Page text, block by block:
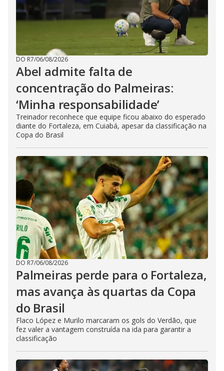
DO R7/06/08/2026
Abel admite falta de
concentração do Palmeiras:
‘Minha responsabilidade’
Treinador reconhece que equipe ficou abaixo do esperado
diante do Fortaleza, em Cuiabá, apesar da classificação na
Copa do Brasil
DO R7/06/08/2026
Palmeiras perde para o Fortaleza,
mas avança às quartas da Copa
do Brasil
Flaco López e Murilo marcaram os gols do Verdão, que
fez valer a vantagem construída na ida para garantir a
classificação